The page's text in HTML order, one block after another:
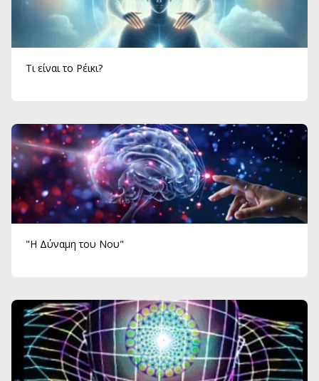
Τι είναι το Ρέικι?
"Η Δύναμη του Νου"